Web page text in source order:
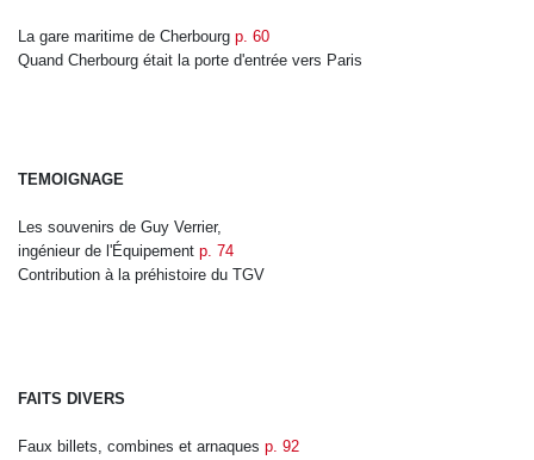
La gare maritime de Cherbourg p. 60
Quand Cherbourg était la porte d'entrée vers Paris
TEMOIGNAGE
Les souvenirs de Guy Verrier,
ingénieur de l'Équipement p. 74
Contribution à la préhistoire du TGV
FAITS DIVERS
Faux billets, combines et arnaques p. 92